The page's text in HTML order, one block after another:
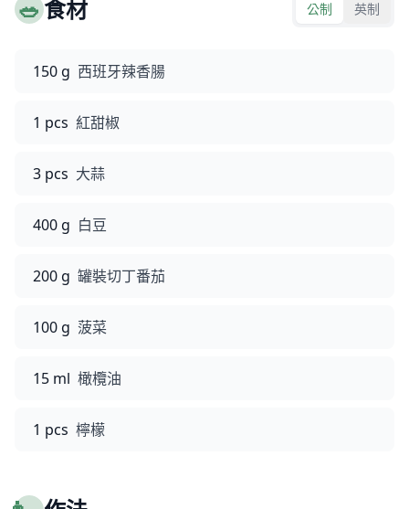
🥗食材 公制 英制
150 g 西班牙辣香腸
1 pcs 紅甜椒
3 pcs 大蒜
400 g 白豆
200 g 罐裝切丁番茄
100 g 菠菜
15 ml 橄欖油
1 pcs 檸檬